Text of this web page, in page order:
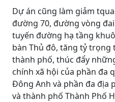
Dự án cũng làm giảm
đường 70, đường vòng
tuyến đường hạ tầng
bàn Thủ đô, tăng tỷ
thành phố, thúc đẩy
chính xã hội của phần đa
Đông Anh và phần đa địa
và thành phố Thành Phố